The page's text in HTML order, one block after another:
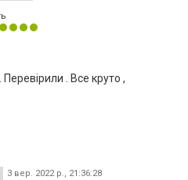
. Все круто ,
3 вер. 2022 р., 21:36:28